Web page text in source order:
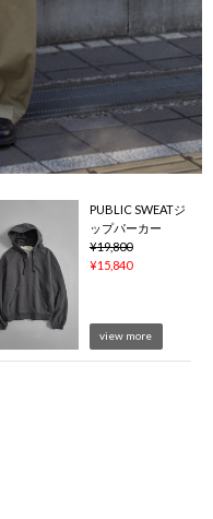
PUBLIC SWEATジ
ップパーカー
¥19,800
¥15,840
view more